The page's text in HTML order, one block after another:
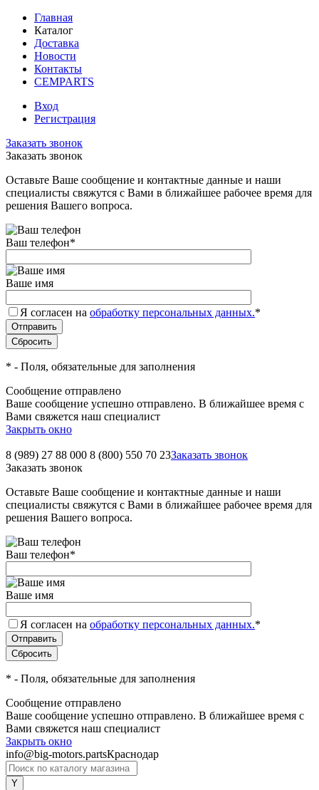
Главная
Каталог
Доставка
Новости
Контакты
CEMPARTS
Вход
Регистрация
Заказать звонок
Заказать звонок
Оставьте Ваше сообщение и контактные данные и наши
специалисты свяжутся с Вами в ближайшее рабочее время для
решения Вашего вопроса.
Ваш телефон*
Ваше имя
Я согласен на обработку персональных данных.*
* - Поля, обязательные для заполнения
Сообщение отправлено
Ваше сообщение успешно отправлено. В ближайшее время с
Вами свяжется наш специалист
Закрыть окно
8 (989) 27 88 000 8 (800) 550 70 23Заказать звонок
Заказать звонок
Оставьте Ваше сообщение и контактные данные и наши
специалисты свяжутся с Вами в ближайшее рабочее время для
решения Вашего вопроса.
Ваш телефон*
Ваше имя
Я согласен на обработку персональных данных.*
* - Поля, обязательные для заполнения
Сообщение отправлено
Ваше сообщение успешно отправлено. В ближайшее время с
Вами свяжется наш специалист
Закрыть окно
info@big-motors.partsКраснодар